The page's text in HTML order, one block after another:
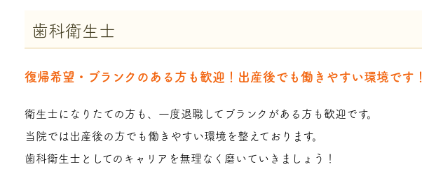
歯科衛生士
復帰希望・ブランクのある方も歓迎！出産後でも働きやすい環境です！
衛生士になりたての方も、一度退職してブランクがある方も歓迎です。
当院では出産後の方でも働きやすい環境を整えております。
歯科衛生士としてのキャリアを無理なく磨いていきましょう！